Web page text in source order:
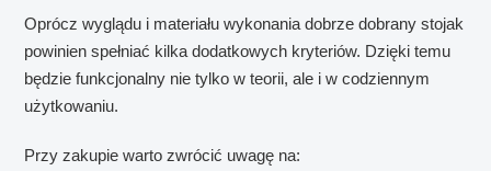
Oprócz wyglądu i materiału wykonania dobrze dobrany stojak
powinien spełniać kilka dodatkowych kryteriów. Dzięki temu
będzie funkcjonalny nie tylko w teorii, ale i w codziennym
użytkowaniu.
Przy zakupie warto zwrócić uwagę na: